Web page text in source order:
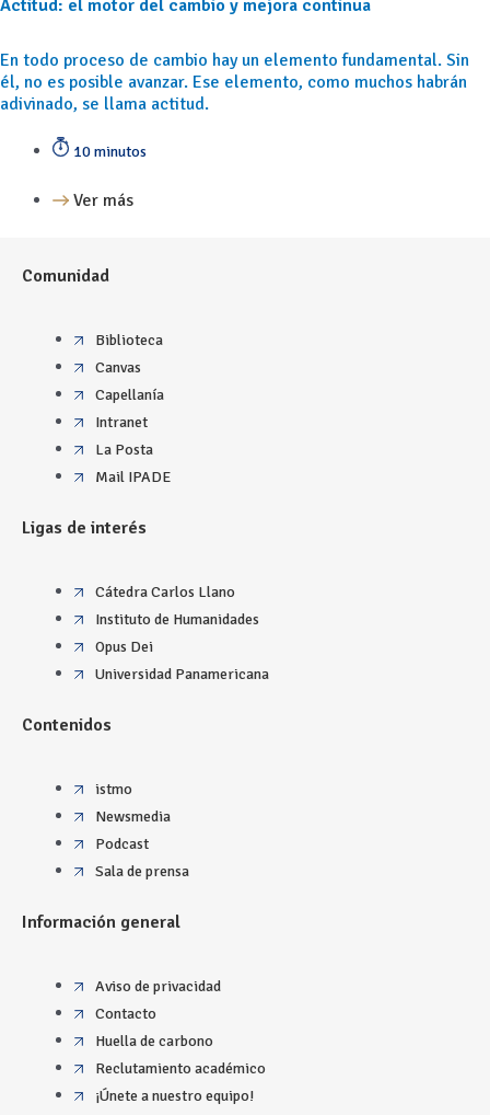
Actitud: el motor del cambio y mejora continua
En todo proceso de cambio hay un elemento fundamental. Sin
él, no es posible avanzar. Ese elemento, como muchos habrán
adivinado, se llama actitud.
10 minutos
Ver más
Comunidad
Biblioteca
Canvas
Capellanía
Intranet
La Posta
Mail IPADE
Ligas de interés
Cátedra Carlos Llano
Instituto de Humanidades
Opus Dei
Universidad Panamericana
Contenidos
istmo
Newsmedia
Podcast
Sala de prensa
Información general
Aviso de privacidad
Contacto
Huella de carbono
Reclutamiento académico
¡Únete a nuestro equipo!